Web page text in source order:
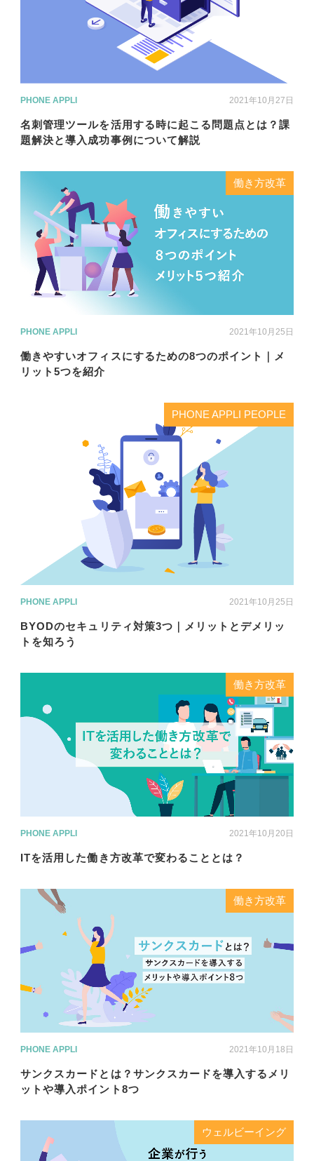
PHONE APPLI 2021年10月27日
名刺管理ツールを活用する時に起こる問題点とは？課
題解決と導入成功事例について解説
働き方改革
PHONE APPLI 2021年10月25日
働きやすいオフィスにするための8つのポイント｜メ
リット5つを紹介
PHONE APPLI PEOPLE
PHONE APPLI 2021年10月25日
BYODのセキュリティ対策3つ｜メリットとデメリッ
トを知ろう
働き方改革
PHONE APPLI 2021年10月20日
ITを活用した働き方改革で変わることとは？
働き方改革
PHONE APPLI 2021年10月18日
サンクスカードとは？サンクスカードを導入するメリ
ットや導入ポイント8つ
ウェルビーイング